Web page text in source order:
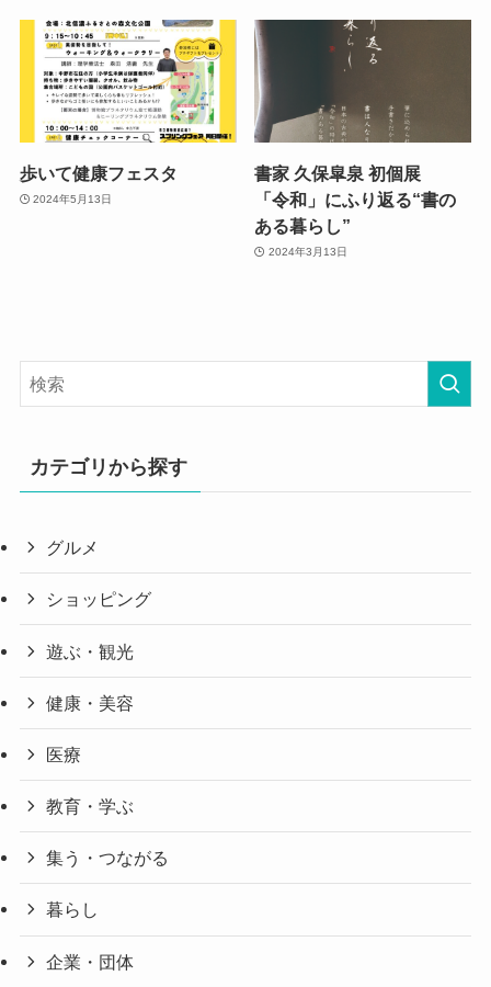
歩いて健康フェスタ
2024年5月13日
書家 久保皐泉 初個展
「令和」にふり返る“書の
ある暮らし”
2024年3月13日
カテゴリから探す
グルメ
ショッピング
遊ぶ・観光
健康・美容
医療
教育・学ぶ
集う・つながる
暮らし
企業・団体